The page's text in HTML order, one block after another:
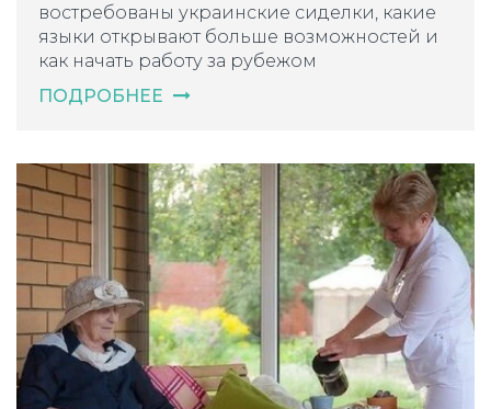
востребованы украинские сиделки, какие
языки открывают больше возможностей и
как начать работу за рубежом
ПОДРОБНЕЕ